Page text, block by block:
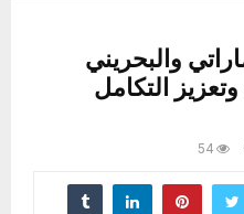
والبحريني
التكامل
54